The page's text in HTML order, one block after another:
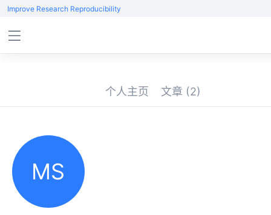
Improve Research Reproducibility
个人主页 文章 (2)
MS